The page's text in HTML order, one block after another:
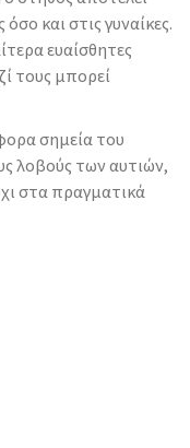
και στις γυναίκες.
ευαίσθητες
τους μπορεί
σημεία του
λοβούς των αυτιών,
στα πραγματικά